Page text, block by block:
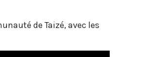
de Taizé, avec les